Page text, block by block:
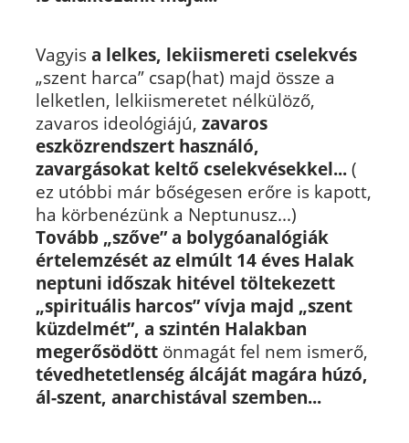
Vagyis a lelkes, lekiismereti cselekvés
„szent harca” csap(hat) majd össze a
lelketlen, lelkiismeretet nélkülöző,
zavaros ideológiájú, zavaros
eszközrendszert használó,
zavargásokat keltő cselekvésekkel... (
ez utóbbi már bőségesen erőre is kapott,
ha körbenézünk a Neptunusz...)
Tovább „szőve” a bolygóanalógiák
értelemzését az elmúlt 14 éves Halak
neptuni időszak hitével töltekezett
„spirituális harcos” vívja majd „szent
küzdelmét”, a szintén Halakban
megerősödöttönmagát fel nem ismerő,
tévedhetetlenség álcáját magára húzó,
ál-szent, anarchistával szemben...